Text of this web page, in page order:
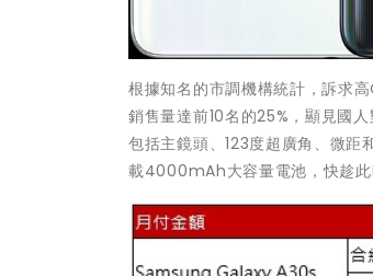
根據知名的市調機構統計，訴求
銷售量達前10名的25%，顯見國
包括主鏡頭、123度超廣角、微距
載4000mAh大容量電池，快趁此